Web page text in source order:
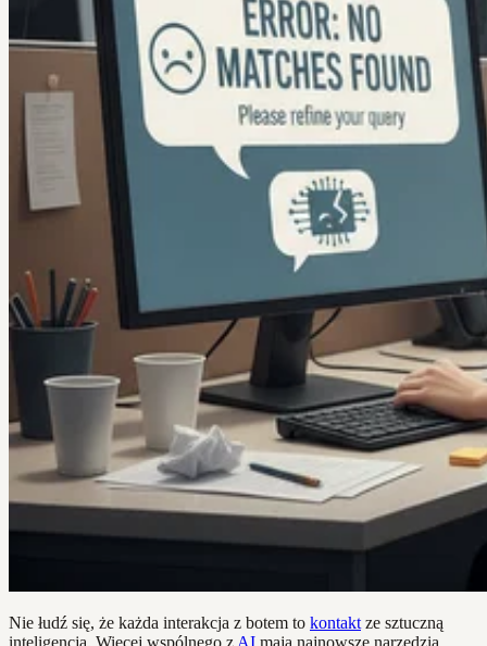
Nie łudź się, że każda interakcja z botem to kontakt ze sztuczną